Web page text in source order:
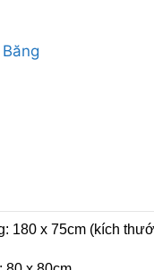
180 x 75cm (kích